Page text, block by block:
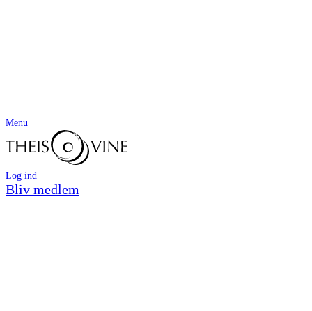
Menu
Log ind
Bliv medlem